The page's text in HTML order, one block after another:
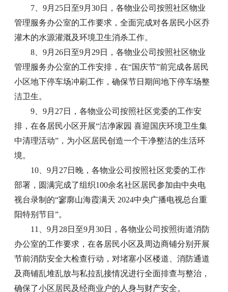
7、9月25日至9月30日，各物业公司按照社区物业
管理服务办公室的工作要求，全面完成对各居民小区乔
灌木的水源灌溉及环境卫生消杀工作。
8、9月26日至9月29日，各物业公司按照社区物业
管理服务办公室的工作安排，在“国庆节”前完成各居民
小区地下停车场冲刷工作，确保节日期间地下停车场整
洁卫生。
9、9月27日，各物业公司按照社区党委的工作安
排，在各居民小区开展“洁净家园 喜迎国庆环境卫生集
中清理活动”，为小区居民创造一个干净整洁的生活环
境。
10、9月27日晚，各物业公司按照社区党委的工作
部署，圆满完成了组织100余名社区居民参加由中央电
视台录制的“寥廓山海霞满天 2024中央广播电视总台重
阳特别节目”。
11、9月28日至9月30日，各物业公司按照街道消防
办公室的工作要求，在各居民小区及周边商铺分别开展
节前消防安全大检查行动，对堵塞小区楼道、消防通道
及商铺乱堆乱放与私拉乱接情况进行全面排查与整治，
确保了小区居民及经商业户的人身与财产安全。